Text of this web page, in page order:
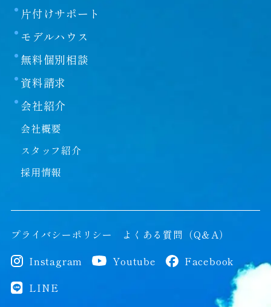
片付けサポート
モデルハウス
無料個別相談
資料請求
会社紹介
会社概要
スタッフ紹介
採用情報
プライバシーポリシー
よくある質問（Q＆A）
Instagram
Youtube
Facebook
LINE